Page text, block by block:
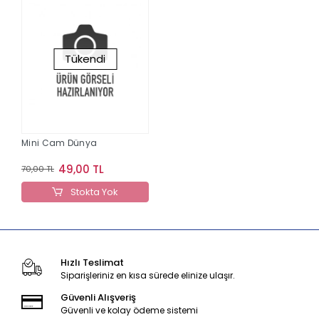
Tükendi
Mini Cam Dünya
70,00 TL 49,00 TL
Stokta Yok
Hızlı Teslimat
Siparişleriniz en kısa sürede elinize ulaşır.
Güvenli Alışveriş
Güvenli ve kolay ödeme sistemi